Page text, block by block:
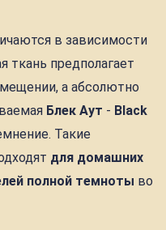
в зависимости
ткань предполагает
а абсолютно
Блек Аут - Black
Такие
для домашних
полной темноты во